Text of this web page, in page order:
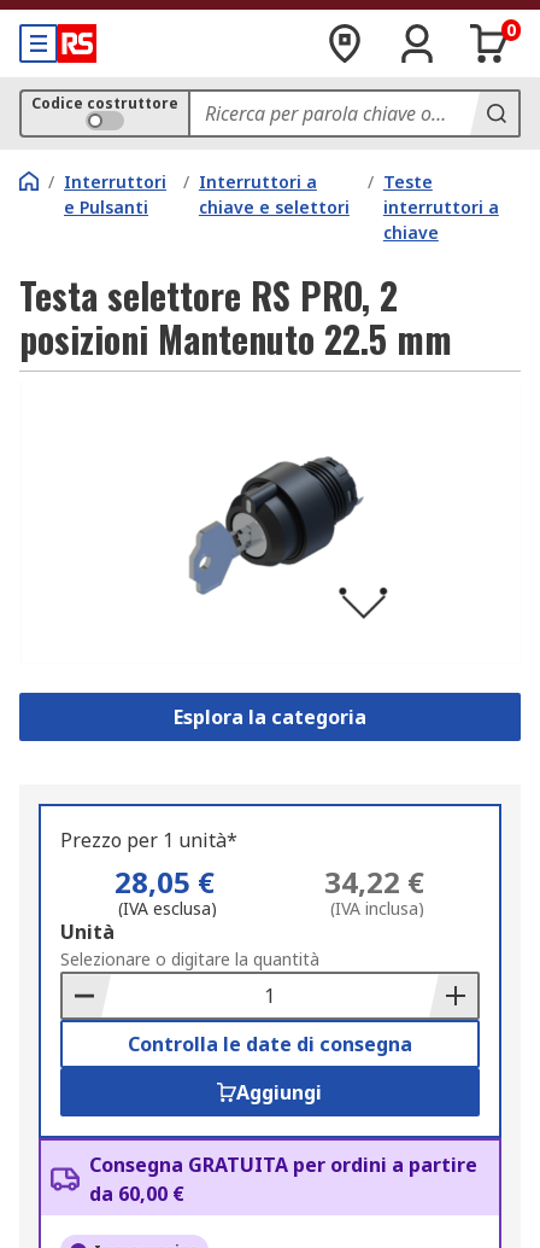
0
Codice costruttore
/ Interruttori
e Pulsanti
/ Interruttori a
chiave e selettori
/ Teste
interruttori a
chiave
Testa selettore RS PRO, 2
posizioni Mantenuto 22.5 mm
Esplora la categoria
Prezzo per 1 unità*
28,05 €
(IVA esclusa)
34,22 €
(IVA inclusa)
Add
to
Basket
Unità
Selezionare o digitare la quantità
Controlla le date di consegna
Aggiungi
Consegna GRATUITA per ordini a partire
da 60,00 €